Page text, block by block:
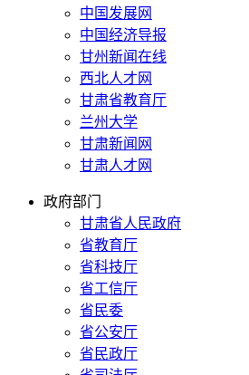
中国发展网
中国经济导报
甘州新闻在线
西北人才网
甘肃省教育厅
兰州大学
甘肃新闻网
甘肃人才网
政府部门
甘肃省人民政府
省教育厅
省科技厅
省工信厅
省民委
省公安厅
省民政厅